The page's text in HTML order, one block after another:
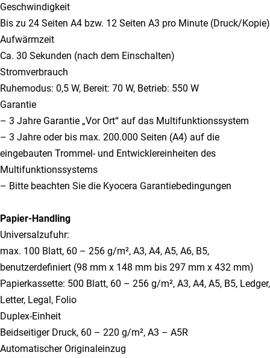
Geschwindigkeit
Bis zu 24 Seiten A4 bzw. 12 Seiten A3 pro Minute (Druck/Kopie)
Aufwärmzeit
Ca. 30 Sekunden (nach dem Einschalten)
Stromverbrauch
Ruhemodus: 0,5 W, Bereit: 70 W, Betrieb: 550 W
Garantie
– 3 Jahre Garantie „Vor Ort“ auf das Multifunktionssystem
– 3 Jahre oder bis max. 200.000 Seiten (A4) auf die
eingebauten Trommel- und Entwicklereinheiten des
Multifunktionssystems
– Bitte beachten Sie die Kyocera Garantiebedingungen
Papier-Handling
Universalzufuhr:
max. 100 Blatt, 60 – 256 g/m², A3, A4, A5, A6, B5,
benutzerdefiniert (98 mm x 148 mm bis 297 mm x 432 mm)
Papierkassette: 500 Blatt, 60 – 256 g/m², A3, A4, A5, B5, Ledger,
Letter, Legal, Folio
Duplex-Einheit
Beidseitiger Druck, 60 – 220 g/m², A3 – A5R
Automatischer Originaleinzug